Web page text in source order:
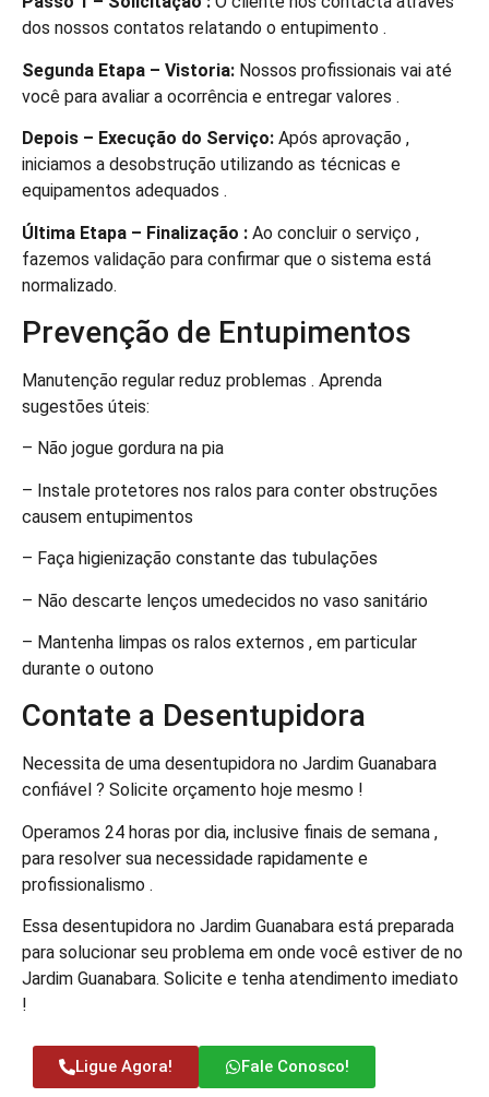
dos nossos contatos relatando o entupimento .
Segunda Etapa – Vistoria: Nossos profissionais vai até
você para avaliar a ocorrência e entregar valores .
Depois – Execução do Serviço: Após aprovação ,
iniciamos a desobstrução utilizando as técnicas e
equipamentos adequados .
Última Etapa – Finalização : Ao concluir o serviço ,
fazemos validação para confirmar que o sistema está
normalizado.
Prevenção de Entupimentos
Manutenção regular reduz problemas . Aprenda
sugestões úteis:
– Não jogue gordura na pia
– Instale protetores nos ralos para conter obstruções
causem entupimentos
– Faça higienização constante das tubulações
– Não descarte lenços umedecidos no vaso sanitário
– Mantenha limpas os ralos externos , em particular
durante o outono
Contate a Desentupidora
Necessita de uma desentupidora no Jardim Guanabara
confiável ? Solicite orçamento hoje mesmo !
Operamos 24 horas por dia, inclusive finais de semana ,
para resolver sua necessidade rapidamente e
profissionalismo .
Essa desentupidora no Jardim Guanabara está preparada
para solucionar seu problema em onde você estiver de no
Jardim Guanabara. Solicite e tenha atendimento imediato
!
Ligue Agora! Fale Conosco!